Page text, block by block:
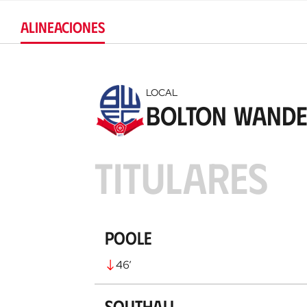
ALINEACIONES
LOCAL
Bolton
TITULARES
Poole
46’